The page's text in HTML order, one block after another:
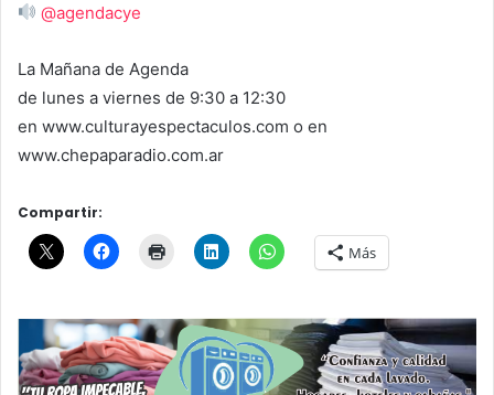
@agendacye
La Mañana de Agenda
de lunes a viernes de 9:30 a 12:30
en www.culturayespectaculos.com o en
www.chepaparadio.com.ar
Compartir:
Más